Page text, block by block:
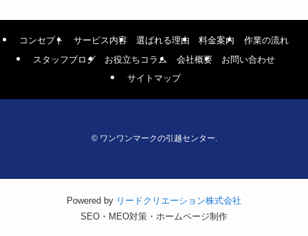
コンセプト サービス内容 選ばれる理由 料金案内
作業の流れ
スタッフブログ
お役立ちコラム 会社概要
お問い合わせ
サイトマップ
©ワンワンマークの引越センター.
Powered by リードクリエーション株式会社
SEO・MEO対策・ホームページ制作